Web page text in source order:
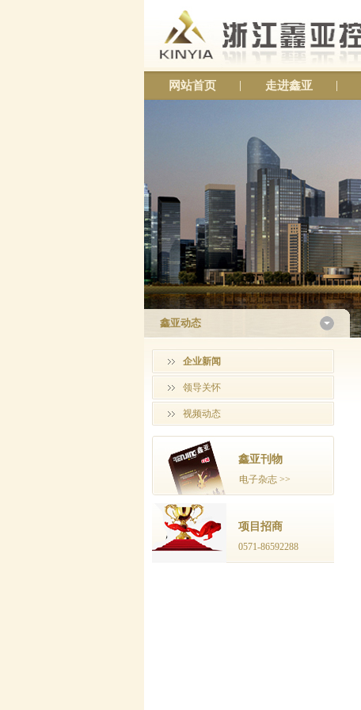
网站首页 走进鑫亚
鑫亚动态
企业新闻
领导关怀
视频动态
鑫亚刊物
电子杂志 >>
项目招商
0571-86592288